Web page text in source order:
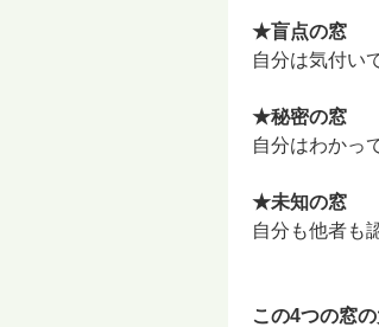
★盲点の窓
自分は気付い
★秘密の窓
自分はわかっ
★未知の窓
自分も他者も
この4つの窓